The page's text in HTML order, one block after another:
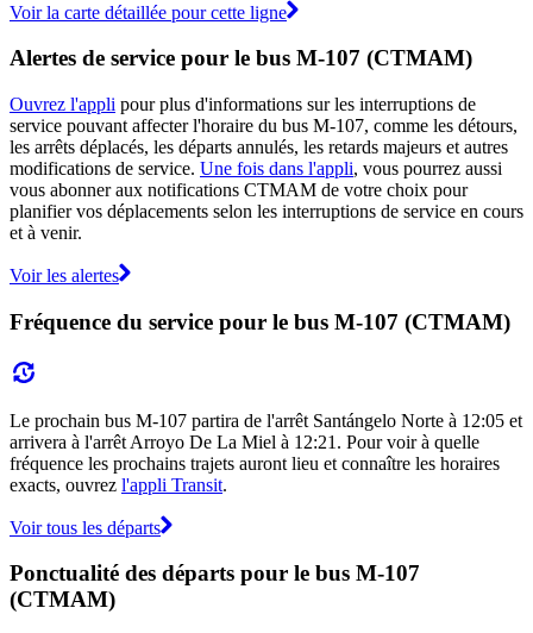
Voir la carte détaillée pour cette ligne
Alertes de service pour le bus M-107 (CTMAM)
Ouvrez l'appli pour plus d'informations sur les interruptions de
service pouvant affecter l'horaire du bus M-107, comme les détours,
les arrêts déplacés, les départs annulés, les retards majeurs et autres
modifications de service. Une fois dans l'appli, vous pourrez aussi
vous abonner aux notifications CTMAM de votre choix pour
planifier vos déplacements selon les interruptions de service en cours
et à venir.
Voir les alertes
Fréquence du service pour le bus M-107 (CTMAM)
Le prochain bus M-107 partira de l'arrêt Santángelo Norte à 12:05 et
arrivera à l'arrêt Arroyo De La Miel à 12:21. Pour voir à quelle
fréquence les prochains trajets auront lieu et connaître les horaires
exacts, ouvrez l'appli Transit.
Voir tous les départs
Ponctualité des départs pour le bus M-107
(CTMAM)